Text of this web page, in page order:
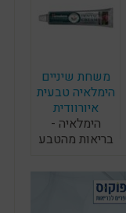
משחת שיניים
הימלאיה טבעית
איורוודית
הימלאיה -
בריאות מהטבע